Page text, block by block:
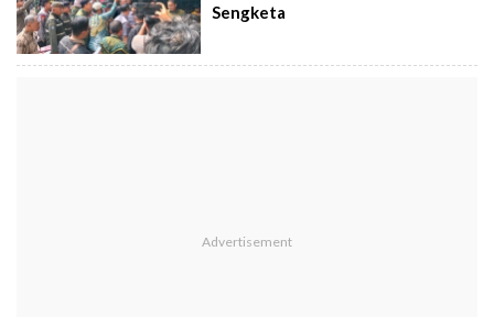
Sengketa